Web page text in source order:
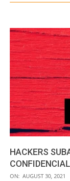
HACKERS
2021-
ON: AUGUST 30, 2021